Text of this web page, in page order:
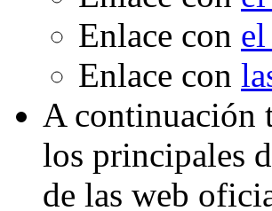
Enlace con
Enlace con
A continuación
los principales
de las web